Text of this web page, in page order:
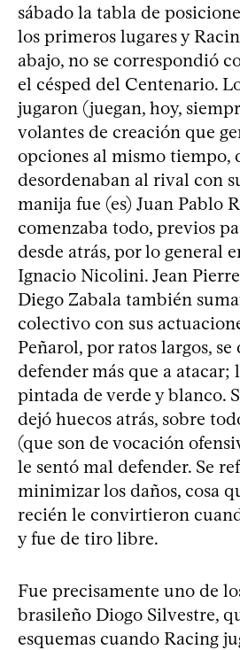
sábado la tabla de
los primeros lugares y
abajo, no se correspondió
el césped del Centenario.
jugaron (juegan, hoy,
volantes de creación que
opciones al mismo tiempo,
desordenaban al rival con
manija fue (es) Juan Pablo
comenzaba todo, previos
desde atrás, por lo general
Ignacio Nicolini. Jean
Diego Zabala también
colectivo con sus
Peñarol, por ratos largos, se
defender más que a atacar;
pintada de verde y blanco.
dejó huecos atrás, sobre
(que son de vocación
le sentó mal defender. Se
minimizar los daños, cosa
recién le convirtieron
y fue de tiro libre.
Fue precisamente uno de
brasileño Diogo Silvestre,
esquemas cuando Racing